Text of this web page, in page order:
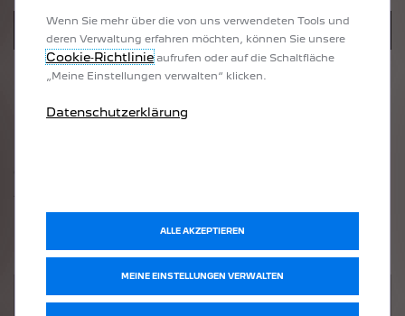
Motorisierung
HYBRID 145
Wenn Sie mehr über die von uns verwendeten Tools und
deren Verwaltung erfahren möchten, können Sie unsere
Cookie‑Richtlinieaufrufen oder auf die Schaltfläche
„Meine Einstellungen verwalten“ klicken.
Datenschutzerklärung
MEINE EINSTELLUNGEN VERWALTEN
ALLE AKZEPTIEREN